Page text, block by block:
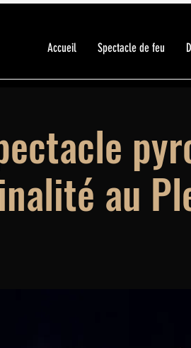
Accueil Spectacle de feu
au